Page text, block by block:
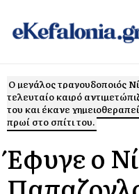
Ο μεγάλος τραγουδοποιός
τελευταίο καιρό
του και έκανε
πρωί στο σπίτι του.
Έφυγε ο